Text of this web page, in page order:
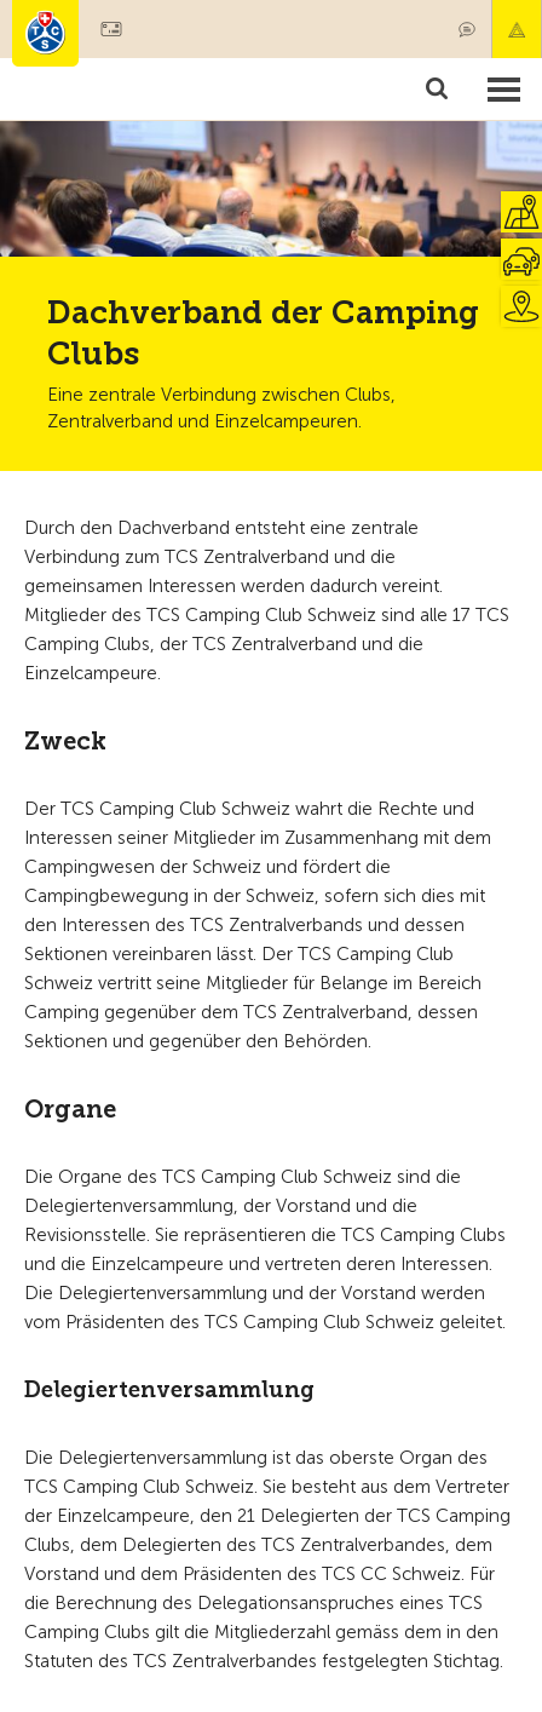
Mitgliedschaft & Leistungen
Test, Sicherheit & Gesundheit
Dachverband der Camping
Clubs
Eine zentrale Verbindung zwischen Clubs,
Zentralverband und Einzelcampeuren.
Durch den Dachverband entsteht eine zentrale
Verbindung zum TCS Zentralverband und die
gemeinsamen Interessen werden dadurch vereint.
Mitglieder des TCS Camping Club Schweiz sind alle 17 TCS
Camping Clubs, der TCS Zentralverband und die
Einzelcampeure.
Zweck
Der TCS Camping Club Schweiz wahrt die Rechte und
Interessen seiner Mitglieder im Zusammenhang mit dem
Campingwesen der Schweiz und fördert die
Campingbewegung in der Schweiz, sofern sich dies mit
den Interessen des TCS Zentralverbands und dessen
Sektionen vereinbaren lässt. Der TCS Camping Club
Schweiz vertritt seine Mitglieder für Belange im Bereich
Camping gegenüber dem TCS Zentralverband, dessen
Sektionen und gegenüber den Behörden.
Organe
Die Organe des TCS Camping Club Schweiz sind die
Delegiertenversammlung, der Vorstand und die
Revisionsstelle. Sie repräsentieren die TCS Camping Clubs
und die Einzelcampeure und vertreten deren Interessen.
Die Delegiertenversammlung und der Vorstand werden
vom Präsidenten des TCS Camping Club Schweiz geleitet.
Delegiertenversammlung
Die Delegiertenversammlung ist das oberste Organ des
TCS Camping Club Schweiz. Sie besteht aus dem Vertreter
der Einzelcampeure, den 21 Delegierten der TCS Camping
Clubs, dem Delegierten des TCS Zentralverbandes, dem
Vorstand und dem Präsidenten des TCS CC Schweiz. Für
die Berechnung des Delegationsanspruches eines TCS
Camping Clubs gilt die Mitgliederzahl gemäss dem in den
Statuten des TCS Zentralverbandes festgelegten Stichtag.